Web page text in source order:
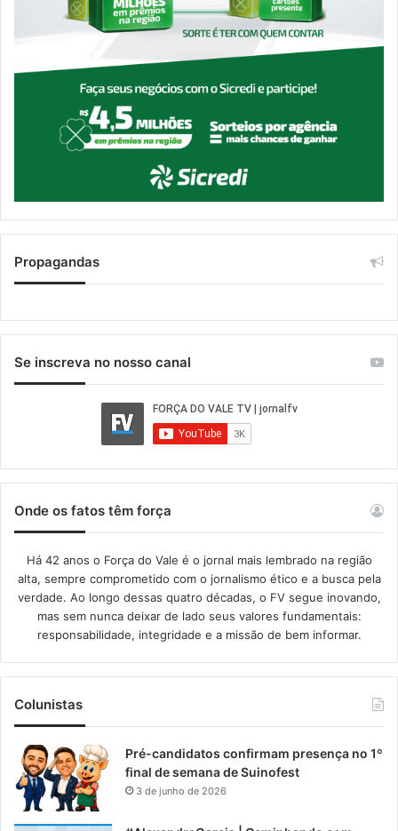
Propagandas
Se inscreva no nosso canal
Onde os fatos têm força
Há 42 anos o Força do Vale é o jornal mais lembrado na região
alta, sempre comprometido com o jornalismo ético e a busca pela
verdade. Ao longo dessas quatro décadas, o FV segue inovando,
mas sem nunca deixar de lado seus valores fundamentais:
responsabilidade, integridade e a missão de bem informar.​
Colunistas
Pré-candidatos confirmam presença no 1º
final de semana de Suinofest
3 de junho de 2026